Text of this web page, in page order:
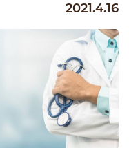
2021.4.16